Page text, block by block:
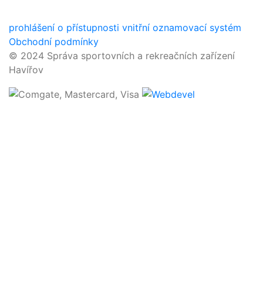
prohlášení o přístupnosti vnitřní oznamovací systém
Obchodní podmínky
© 2024 Správa sportovních a rekreačních zařízení
Havířov